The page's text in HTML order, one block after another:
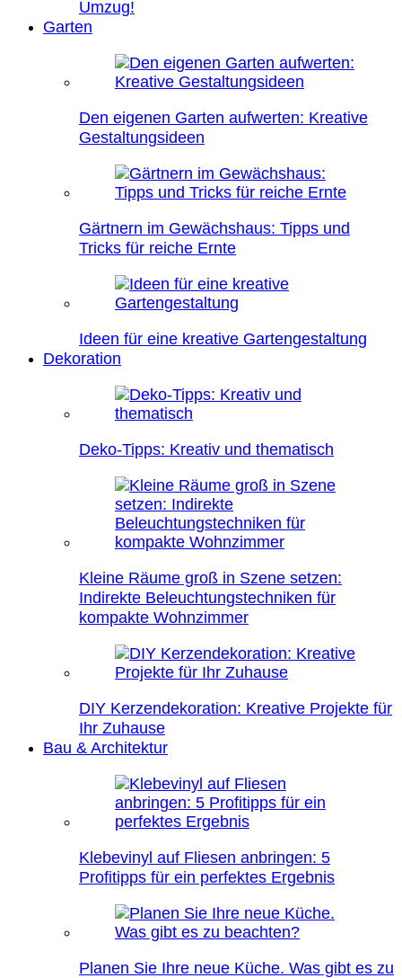
Umzug!
Garten
Den eigenen Garten aufwerten: Kreative
Gestaltungsideen
Gärtnern im Gewächshaus: Tipps und
Tricks für reiche Ernte
Ideen für eine kreative Gartengestaltung
Dekoration
Deko-Tipps: Kreativ und thematisch
Kleine Räume groß in Szene setzen:
Indirekte Beleuchtungstechniken für
kompakte Wohnzimmer
DIY Kerzendekoration: Kreative Projekte für
Ihr Zuhause
Bau & Architektur
Klebevinyl auf Fliesen anbringen: 5
Profitipps für ein perfektes Ergebnis
Planen Sie Ihre neue Küche. Was gibt es zu